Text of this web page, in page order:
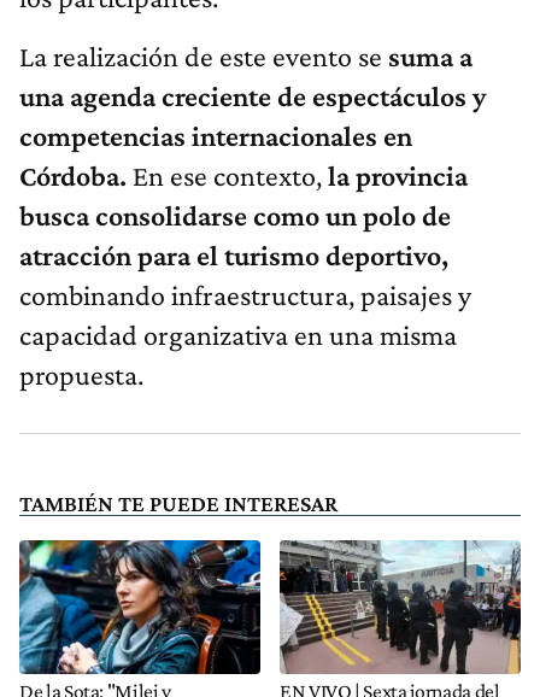
La realización de este evento se suma a
una agenda creciente de espectáculos y
competencias internacionales en
Córdoba. En ese contexto,la provincia
busca consolidarse como un polo de
atracción para el turismo deportivo,
combinando infraestructura, paisajes y
capacidad organizativa en una misma
propuesta.
TAMBIÉN TE PUEDE INTERESAR
De la Sota: "Milei y EN VIVO | Sexta jornada del